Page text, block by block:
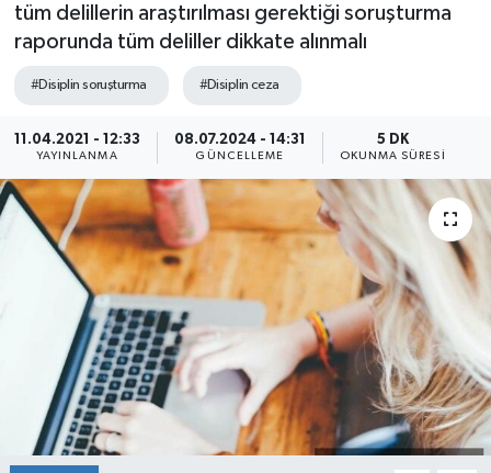
tüm delillerin araştırılması gerektiği soruşturma
raporunda tüm deliller dikkate alınmalı
#Disiplin soruşturma #Disiplin ceza
11.04.2021 - 12:33
YAYINLANMA
08.07.2024 - 14:31
GÜNCELLEME
5 DK
OKUNMA SÜRESI